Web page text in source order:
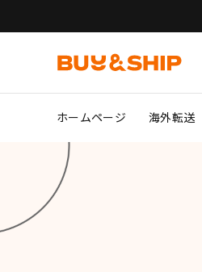
ホームページ 海外転送